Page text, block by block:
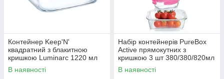
Контейнер Keep'N'
квадратний з блакитною
кришкою Luminarc 1220 мл
В наявності
Набір контейнерів PureBox
Active прямокутних з
кришкою 3 шт 380/380/820мл
в рожевій сумці P4498
В наявності